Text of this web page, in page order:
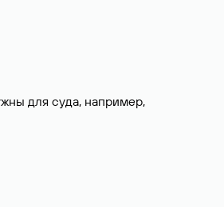
для суда, например,